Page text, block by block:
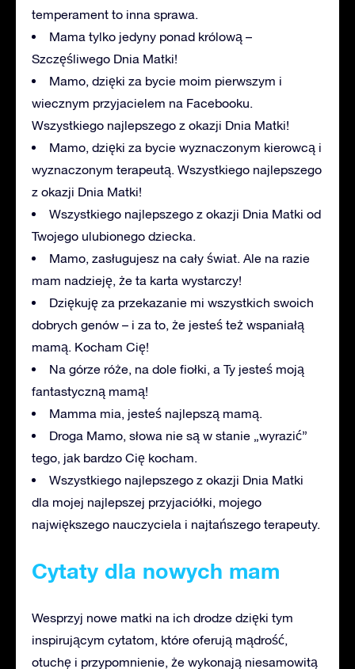
temperament to inna sprawa.
Mama tylko jedyny ponad królową –
Szczęśliwego Dnia Matki!
Mamo, dzięki za bycie moim pierwszym i
wiecznym przyjacielem na Facebooku.
Wszystkiego najlepszego z okazji Dnia Matki!
Mamo, dzięki za bycie wyznaczonym kierowcą i
wyznaczonym terapeutą. Wszystkiego najlepszego
z okazji Dnia Matki!
Wszystkiego najlepszego z okazji Dnia Matki od
Twojego ulubionego dziecka.
Mamo, zasługujesz na cały świat. Ale na razie
mam nadzieję, że ta karta wystarczy!
Dziękuję za przekazanie mi wszystkich swoich
dobrych genów – i za to, że jesteś też wspaniałą
mamą. Kocham Cię!
Na górze róże, na dole fiołki, a Ty jesteś moją
fantastyczną mamą!
Mamma mia, jesteś najlepszą mamą.
Droga Mamo, słowa nie są w stanie „wyrazić”
tego, jak bardzo Cię kocham.
Wszystkiego najlepszego z okazji Dnia Matki
dla mojej najlepszej przyjaciółki, mojego
największego nauczyciela i najtańszego terapeuty.
Cytaty dla nowych mam
Wesprzyj nowe matki na ich drodze dzięki tym
inspirującym cytatom, które oferują mądrość,
otuchę i przypomnienie, że wykonają niesamowitą